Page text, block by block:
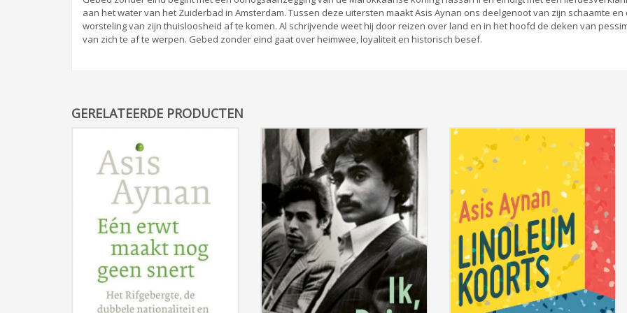
aan het water van het Zuiderbad in Amsterdam. Tussen deze uitersten maakt Asis Aynan ons deelgenoot van zijn schaamte en
worsteling van zijn thuisloosheid af te komen. Al schrijvende weet hij door reizen over land en in het hoofd de deken van
van zich te af te werpen. Gebed zonder eind gaat over heimwee, loyaliteit en historisch besef.
GERELATEERDE PRODUCTEN